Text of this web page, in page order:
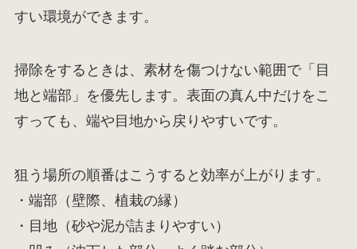
すい環境ができます。
掃除をするときは、素材を傷つけない範囲で「目
地と端部」を優先します。表面の真ん中だけをこ
すっても、端や目地から戻りやすいです。
狙う場所の順番はこうすると効率が上がります。
・端部（壁際、植栽の縁）
・目地（砂や泥が詰まりやすい）